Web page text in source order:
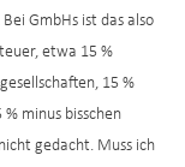
GmbHs ist das also
etwa 15 %
15 %
minus bisschen
gedacht. Muss ich